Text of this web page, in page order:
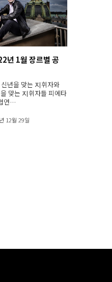
년 1월 장르별 공
년을 맞는 지휘자와
맞는 지휘자들 피에타
연…
12월 29일